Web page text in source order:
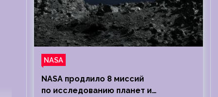
NASA
NASA продлило 8 миссий
по исследованию планет и